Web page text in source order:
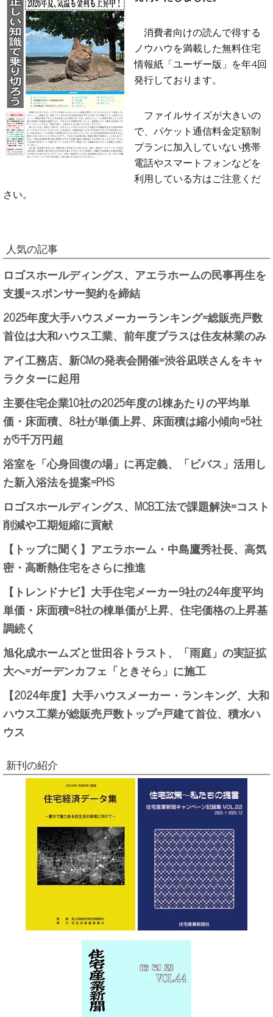
消費者向けの読んで得する
ノウハウを満載した無料住宅
情報紙「ユーザー版」を年4回
発行しております。
ファイルサイズが大きいの
で、パケット通信料金定額制
プランに加入していない携帯
電話やスマートフォンなどを
利用している方はご注意くだ
さい。
人気の記事
ロゴスホールディングス、アエラホームの民事再生を
支援=スポンサー契約を締結
2025年度大手ハウスメーカーランキング=総販売戸数
首位は大和ハウス工業、前年度プラスは住友林業のみ
アイ工務店、新CMの発表会開催=渋谷凪咲さんをキャ
ラクターに起用
主要住宅企業10社の2025年度の1棟あたりの平均単
価・床面積、8社が単価上昇、床面積は縮小傾向=5社
が5千万円超
浴室を「心身回復の場」に再定義、「ビバス」活用し
た新入浴法を提案=PHS
ロゴスホールディングス、MCB工法で課題解決=コスト
削減や工期短縮に貢献
【トップに聞く】アエラホーム・中島鷹秀社長、高気
密・高断熱住宅をさらに推進
【トレンドナビ】大手住宅メーカー9社の24年度平均
単価・床面積=8社の棟単価が上昇、住宅価格の上昇基
調続く
旭化成ホームズと世田谷トラスト、「雨庭」の実証拡
大へ=ガーデンカフェ「ときそら」に施工
【2024年度】大手ハウスメーカー・ランキング、大和
ハウス工業が総販売戸数トップ=戸建て首位、積水ハ
ウス
新刊の紹介